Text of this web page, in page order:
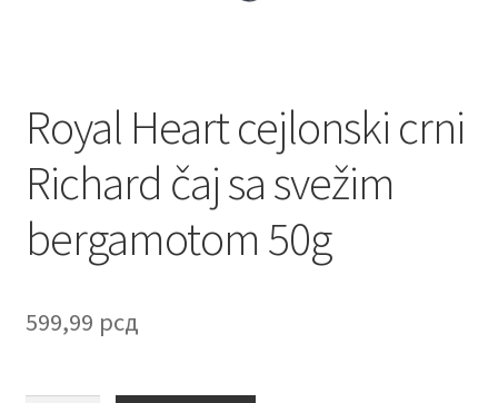
Cveće
Delivery
Destilati
FAQ
Royal Heart cejlonski crni
Richard čaj sa svežim
bergamotom 50g
599,99 рсд